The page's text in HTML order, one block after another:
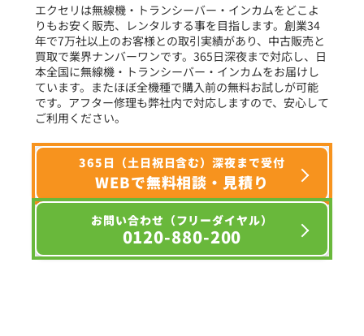
選択条件をリセット
エクセリは無線機・トランシーバー・インカムをどこよ
りもお安く販売、レンタルする事を目指します。創業34
年で7万社以上のお客様との取引実績があり、中古販売と
買取で業界ナンバーワンです。365日深夜まで対応し、日
本全国に無線機・トランシーバー・インカムをお届けし
ています。またほぼ全機種で購入前の無料お試しが可能
です。アフター修理も弊社内で対応しますので、安心して
ご利用ください。
365日（土日祝日含む）深夜まで受付
WEBで無料相談・見積り
お問い合わせ（フリーダイヤル）
0120-880-200